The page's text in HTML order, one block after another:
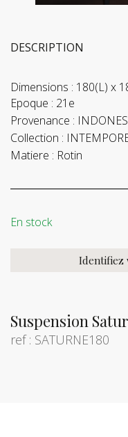
Suspension
ref : SATURNE180
DESCRIPTION
Dimensions : 180(L) x
Epoque : 21e
Provenance :
Collection :
Matiere : Rotin
En stock
Identifiez